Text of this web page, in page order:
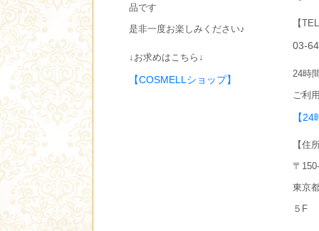
品です
是非一度お楽しみください♪
↓お求めはこちら↓
【COSMELLショップ】
【
03-
24時
ご利
【
【住
〒
東京
５F